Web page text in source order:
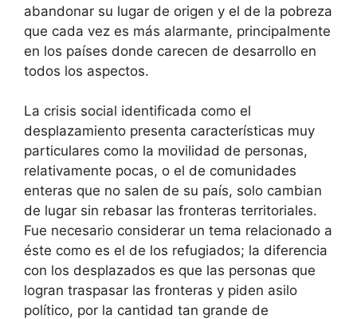
abandonar su lugar de origen y el de la pobreza
que cada vez es más alarmante, principalmente
en los países donde carecen de desarrollo en
todos los aspectos.
La crisis social identificada como el
desplazamiento presenta características muy
particulares como la movilidad de personas,
relativamente pocas, o el de comunidades
enteras que no salen de su país, solo cambian
de lugar sin rebasar las fronteras territoriales.
Fue necesario considerar un tema relacionado a
éste como es el de los refugiados; la diferencia
con los desplazados es que las personas que
logran traspasar las fronteras y piden asilo
político, por la cantidad tan grande de